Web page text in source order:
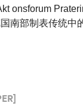
onsforum
南部制表传统中